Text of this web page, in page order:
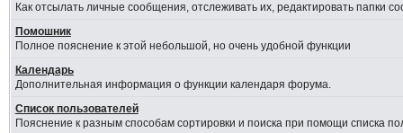
Как отсылать личные сообщения, отслеживать их, редактировать папки
Помошник
Полное пояснение к этой небольшой, но очень удобной функции
Календарь
Дополнительная информация о функции календаря форума.
Список пользователей
Пояснение к разным способам сортировки и поиска при помощи списка